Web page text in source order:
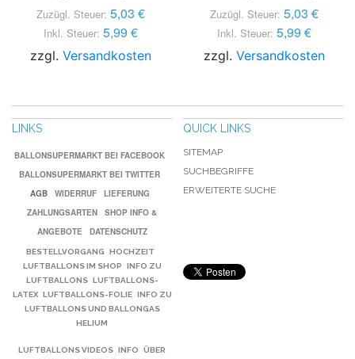
Zuzügl. Steuer: 5,03 €
Inkl. Steuer: 5,99 €
zzgl.Versandkosten
Zuzügl. Steuer: 5,03 €
Inkl. Steuer: 5,99 €
zzgl. Versandkosten
LINKS
BALLONSUPERMARKT BEI FACEBOOK
BALLONSUPERMARKT BEI TWITTER
AGB
WIDERRUF
LIEFERUNG
ZAHLUNGSARTEN
SHOP INFO &
ANGEBOTE
DATENSCHUTZ
BESTELLVORGANG
HOCHZEIT
LUFTBALLONS IM SHOP
INFO ZU
LUFTBALLONS
LUFTBALLONS-
LATEX
LUFTBALLONS-FOLIE
INFO ZU
LUFTBALLONS UND BALLONGAS
HELIUM
LUFTBALLONS VIDEOS INFO
ÜBER
QUICK LINKS
SITEMAP
SUCHBEGRIFFE
ERWEITERTE SUCHE